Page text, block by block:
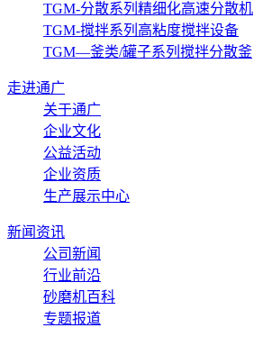
TGM-分散系列精细化高速分散机
TGM-搅拌系列高粘度搅拌设备
TGM—釜类/罐子系列搅拌分散釜
走进通广
关于通广
企业文化
公益活动
企业资质
生产展示中心
新闻资讯
公司新闻
行业前沿
砂磨机百科
专题报道